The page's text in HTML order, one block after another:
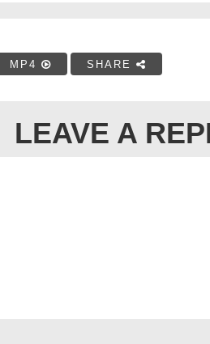
MP4 SHARE
LEAVE A